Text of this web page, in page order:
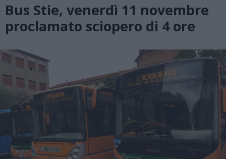
Bus Stie, venerdì 11 novembre
proclamato sciopero di 4 ore